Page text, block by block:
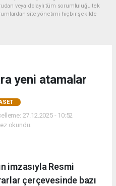
veya dolaylı tüm sorumluluğu tek
site yönetimi hiçbir şekilde
yeni atamalar
27.12.2025 - 10:52
okundu.
imzasıyla Resmi
çerçevesinde bazı